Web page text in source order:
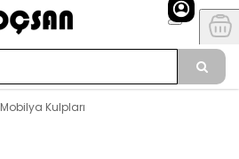
Mobilya Kulpları